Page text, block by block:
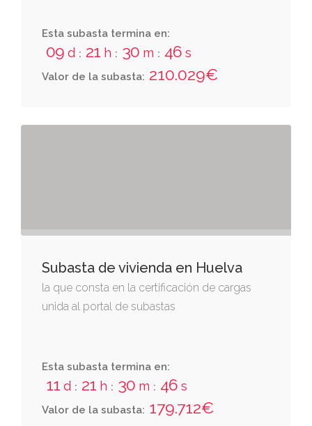
Esta subasta termina en:
09 d : 21 h : 30 m : 46 s
Valor de la subasta: 210.029€
Subasta de vivienda en Huelva
la que consta en la certificación de cargas
unida al portal de subastas
Esta subasta termina en:
11 d : 21 h : 30 m : 46 s
Valor de la subasta: 179.712€